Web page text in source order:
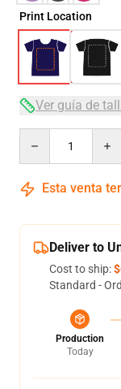
Print Location
Ver guía de
Esta venta
Deliver to
Cost to ship:
Standard -
Production
Today